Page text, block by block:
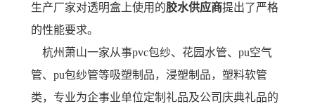
生产厂家对透明盒上使用的胶水供应商提出了严格
的性能要求。
杭州萧山一家从事pvc包纱、花园水管、pu空气
管、pu包纱管等吸塑制品，浸塑制品，塑料软管
类，专业为企事业单位定制礼品及公司庆典礼品的